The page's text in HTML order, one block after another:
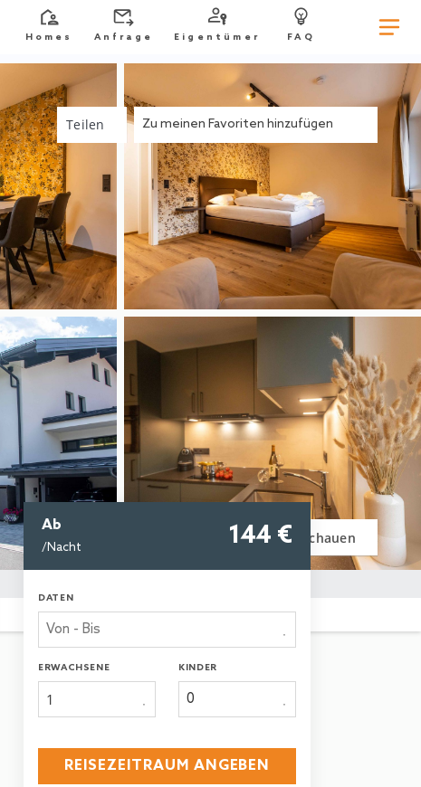
Homes Anfrage Eigentümer FAQ
Bilder anschauen
Zu meinen Favoriten hinzufügen
Teilen
Ab
/Nacht 144 €
DATEN
ERWACHSENE
1
KINDER
REISEZEITRAUM ANGEBEN